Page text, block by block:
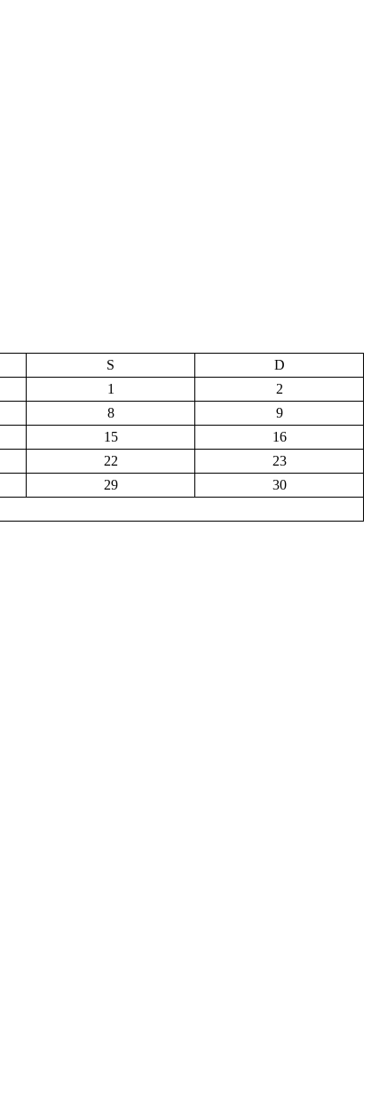
S
D
1
2
8
9
15
16
22
23
29
30